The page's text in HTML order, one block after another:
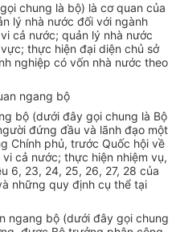
chung là bộ) là cơ quan của
lý nhà nước đối với ngành
cả nước; quản lý nhà nước
thực hiện đại diện chủ sở
nghiệp có vốn nhà nước theo
ngang bộ
bộ (dưới đây gọi chung là Bộ
đứng đầu và lãnh đạo một
Chính phủ, trước Quốc hội về
cả nước; thực hiện nhiệm vụ,
6, 23, 24, 25, 26, 27, 28 của
những quy định cụ thể tại
ngang bộ (dưới đây gọi chung